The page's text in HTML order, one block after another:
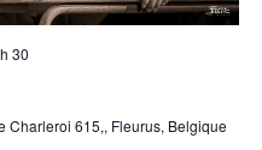
30
Charleroi 615,, Fleurus, Belgique